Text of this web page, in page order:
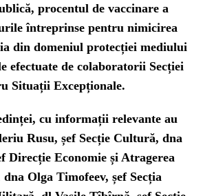
procentul de vaccinare a
întreprinse pentru nimicirea
din domeniul protecției mediului
efectuate de colaboratorii Secției
Situații Excepționale.
cu informații relevante au
Rusu, șef Secție Cultură, dna
Direcție Economie și Atragerea
Olga Timofeev, șef Secția